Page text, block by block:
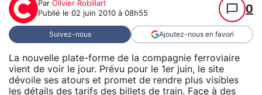
Par Olivier Robillart
Publié le 02 juin 2010 à 08h55 0
Suivez-nous Ajoutez-nous en favori
La nouvelle plate-forme de la compagnie ferroviaire
vient de voir le jour. Prévu pour le 1er juin, le site
dévoile ses atours et promet de rendre plus visibles
les détails des tarifs des billets de train. Face à des